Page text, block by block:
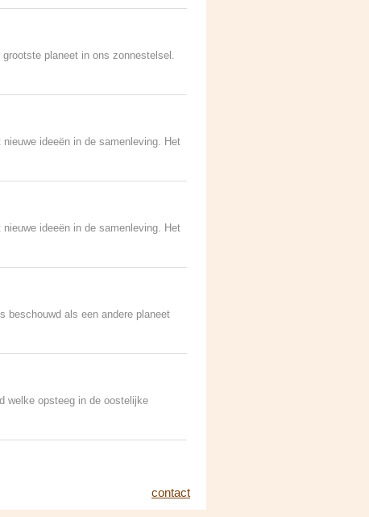
planeet in ons zonnestelsel.
ideeën in de samenleving. Het
ideeën in de samenleving. Het
beschouwd als een andere planeet
welke opsteeg in de oostelijke
contact